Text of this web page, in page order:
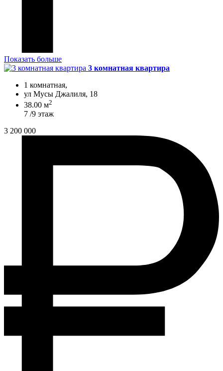
Показать больше
3 комнатная квартира
1 комнатная,
ул Мусы Джалиля, 18
38.00 м2
7 /9 этаж
3 200 000